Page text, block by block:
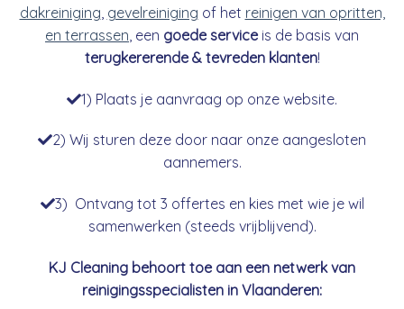
dakreiniging gevelreiniging of het reinigen van opritten,
en terrassen , een goede serviceis de basis van
terugkererende & tevreden klanten!
1) Plaats je aanvraag op onze website.
2) Wij sturen deze door naar onze aangesloten
aannemers.
3) Ontvang tot 3 offertes en kies met wie je wil
samenwerken (steeds vrijblijvend).
KJ Cleaning behoort toe aan een netwerk van
reinigingsspecialisten in Vlaanderen: